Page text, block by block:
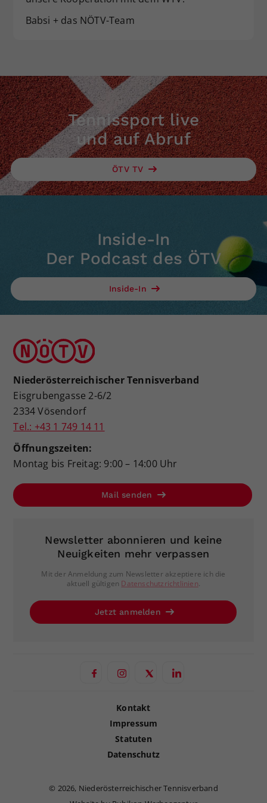
Babsi + das NÖTV-Team
Tennissport live
und auf Abruf
ÖTV TV
Inside-In
Der Podcast des ÖTV
Inside-In
Niederösterreichischer Tennisverband
Eisgrubengasse 2-6/2
2334 Vösendorf
Tel.: +43 1 749 14 11
Öffnungszeiten:
Montag bis Freitag: 9:00 – 14:00 Uhr
Mail senden
Newsletter abonnieren und keine
Neuigkeiten mehr verpassen
Mit der Anmeldung zum Newsletter akzeptiere ich die
aktuell gültigen Datenschutzrichtlinien.
Jetzt anmelden
Kontakt
Impressum
Statuten
Datenschutz
© 2026, Niederösterreichischer Tennisverband
Dieser Wert speichert Ihre Consent-
Einstellungen. Unter anderem eine
Webseiten-Betreiber dies eingestellt
hat.